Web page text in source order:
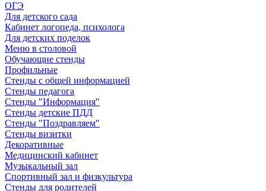
ОГЭ
Для детского сада
Кабинет логопеда, психолога
Для детских поделок
Меню в столовой
Обучающие стенды
Профильные
Стенды с общей информацией
Стенды педагога
Стенды "Информация"
Стенды детские ПДД
Стенды "Поздравляем"
Стенды визитки
Декоративные
Медицинский кабинет
Музыкальный зал
Спортивный зал и физкультура
Стенды для родителей